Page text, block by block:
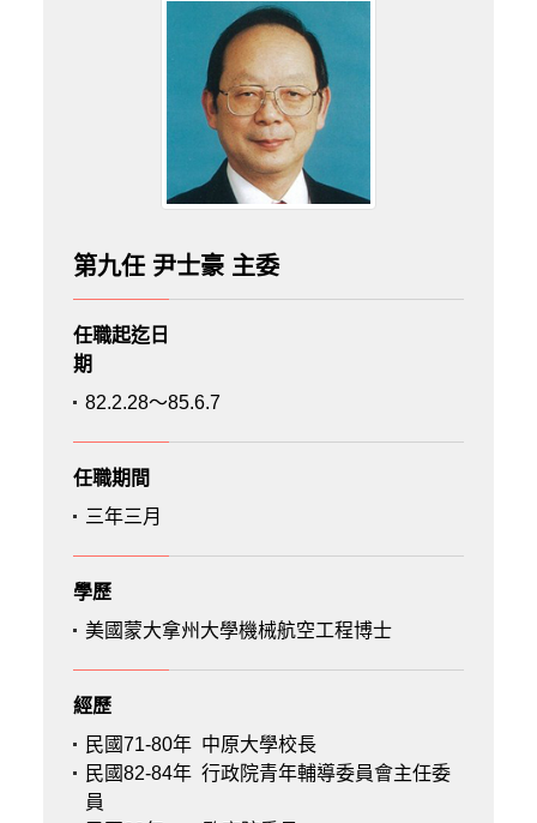
第九任 尹士豪 主委
任職起迄日
期
82.2.28～85.6.7
任職期間
三年三月
學歷
美國蒙大拿州大學機械航空工程博士
經歷
民國71-80年中原大學校長
民國82-84年行政院青年輔導委員會主任委
員